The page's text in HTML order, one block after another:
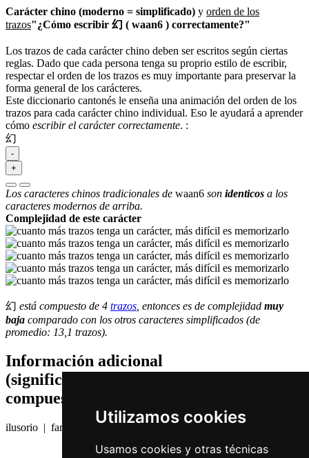
Utilizamos cookies
Usamos cookies y otras técnicas
Carácter chino (moderno = simplificado) y orden de los
trazos"¿Cómo escribir 幻 ( waan6 ) correctamente?"
Los trazos de cada carácter chino deben ser escritos según ciertas
reglas. Dado que cada persona tenga su proprio estilo de escribir,
respectar el orden de los trazos es muy importante para preservar la
forma general de los carácteres.
Este diccionario cantonés le enseña una animación del orden de los
trazos para cada carácter chino individual. Eso le ayudará a aprender
cómo escribir el carácter correctamente. :
幻
-
+
Los caracteres chinos tradicionales de waan6 son identicos a los
caracteres modernos de arriba.
Complejidad de este carácter
幻 está compuesto de 4 trazos , entonces es de complejidad muy
baja comparado con los otros caracteres simplificados (de
promedio: 13,1 trazos).
Información adicional
(significados de componentes, palabras
compuestas etc.)
ilusorio | fantasma